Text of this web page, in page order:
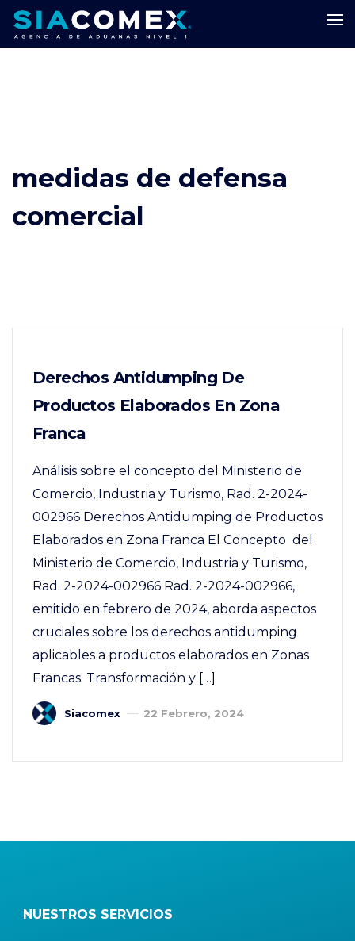
medidas de defensa
comercial
Derechos Antidumping De
Productos Elaborados En Zona
Franca
Análisis sobre el concepto del Ministerio de
Comercio, Industria y Turismo, Rad. 2-2024-
002966 Derechos Antidumping de Productos
Elaborados en Zona Franca El Concepto del
Ministerio de Comercio, Industria y Turismo,
Rad. 2-2024-002966 Rad. 2-2024-002966,
emitido en febrero de 2024, aborda aspectos
cruciales sobre los derechos antidumping
aplicables a productos elaborados en Zonas
Francas. Transformación y […]
Siacomex 22 Febrero, 2024
NUESTROS SERVICIOS